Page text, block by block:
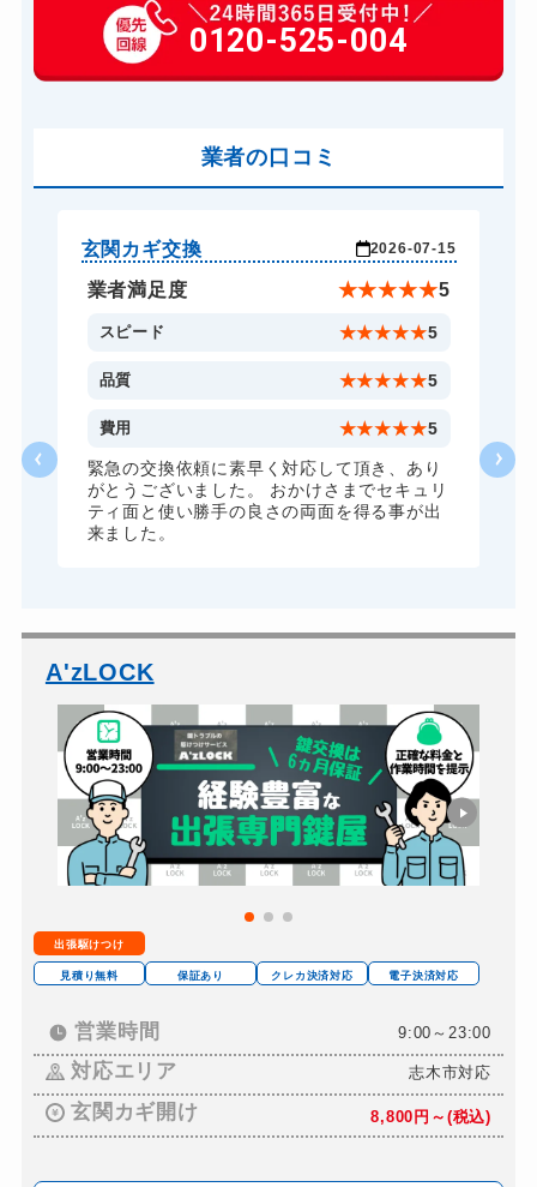
玄関カギ作成 14,300円～(税込)
玄関カギ交換 14,300円～(税込)
バイクカギ開け
スーツケースカギ開け 8,800円～(税込)
スーツケースカギ作成 8,800円～(税込)
金庫カギ開け 14,300円～(税込)
金庫カギ修理 11,000円～(税込)
8,800円～(税込)
ドアノブカギ開け 10,780円～(税込)
ドアノブカギ作成
0120-525-004
業者の口コミ
玄関カギ交換 2026-07-15
業者満足度 ★★★★★5
スピード ★★★★★5
品質 ★★★★★5
費用 ★★★★★5
緊急の交換依頼に素早く対応して頂き、あり
がとうございました。 おかけさまでセキュリ
ティ面と使い勝手の良さの両面を得る事が出
来ました。
A'zLOCK
出張駆けつけ
見積り無料 保証あり クレカ決済対応 電子決済対応
営業時間 9:00～23:00
対応エリア 志木市対応
玄関カギ開け 8,800円～(税込)